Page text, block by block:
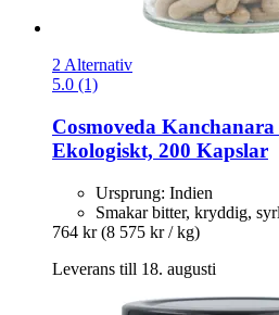
2 Alternativ
5.0 (1)
Cosmoveda
Ekologiskt, 200 Kapslar
Ursprung: Indien
Smakar bitter, kryddig,
764 kr (8 575 kr / kg)
Leverans till 18. augusti